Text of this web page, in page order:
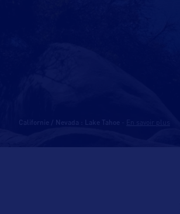
Californie / Nevada : Lake Tahoe